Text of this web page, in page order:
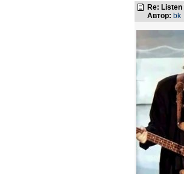
Re: Listen
Автор: bk